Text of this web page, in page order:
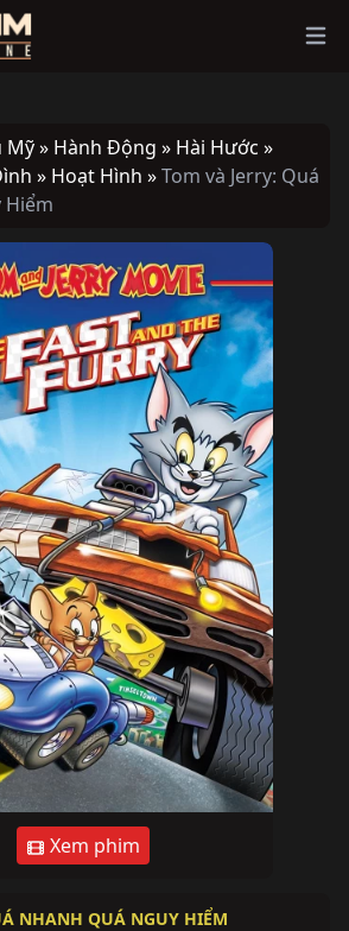
Mỹ » Hành Động » Hài Hước »
» Hoạt Hình »Tom và Jerry: Quá
Hiểm
Xem phim
NHANH QUÁ NGUY HIỂM